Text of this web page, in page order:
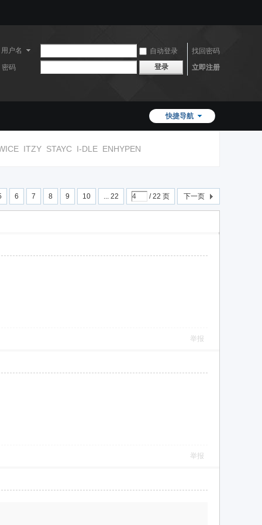
用户名 自动登录
找回密码
密码
登录 立即注册
快捷导航
ITZY STAYC I-DLE ENHYPEN
6 7 8 9 10 ... 22 / 22 页 下一页
举报
举报